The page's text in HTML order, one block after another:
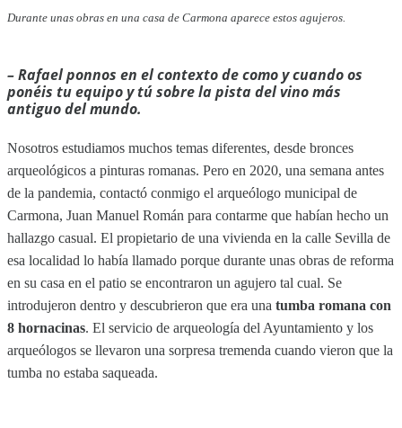
Durante unas obras en una casa de Carmona aparece estos agujeros.
– Rafael ponnos en el contexto de como y cuando os
ponéis tu equipo y tú sobre la pista del vino más
antiguo del mundo.
Nosotros estudiamos muchos temas diferentes, desde bronces
arqueológicos a pinturas romanas. Pero en 2020, una semana antes
de la pandemia, contactó conmigo el arqueólogo municipal de
Carmona, Juan Manuel Román para contarme que habían hecho un
hallazgo casual. El propietario de una vivienda en la calle Sevilla de
esa localidad lo había llamado porque durante unas obras de reforma
en su casa en el patio se encontraron un agujero tal cual. Se
introdujeron dentro y descubrieron que era una tumba romana con
8 hornacinas. El servicio de arqueología del Ayuntamiento y los
arqueólogos se llevaron una sorpresa tremenda cuando vieron que la
tumba no estaba saqueada.